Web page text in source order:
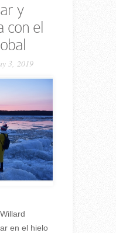
y
con el
3, 2019
en el hielo